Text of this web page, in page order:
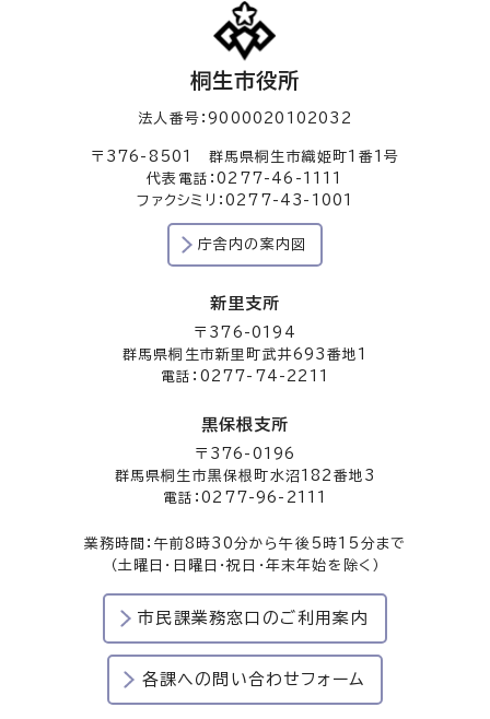
桐生市役所
法人番号：9000020102032
〒376-8501 群馬県桐生市織姫町1番1号
代表電話：0277-46-1111
ファクシミリ：0277-43-1001
庁舎内の案内図
新里支所
〒376-0194
群馬県桐生市新里町武井693番地1
電話：0277-74-2211
黒保根支所
〒376-0196
群馬県桐生市黒保根町水沼182番地3
電話：0277-96-2111
業務時間：午前8時30分から午後5時15分まで
（土曜日・日曜日・祝日・年末年始を除く）
市民課業務窓口のご利用案内
各課への問い合わせフォーム